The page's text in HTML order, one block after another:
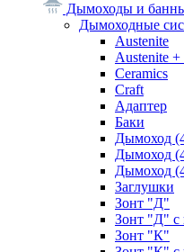
Дымоходы и
Дымоходные
Austenite
Austenite +
Ceramics
Craft
Адаптер
Баки
Дымоход
Дымоход
Дымоход
Заглушки
Зонт "Д"
Зонт "Д" с
Зонт "К"